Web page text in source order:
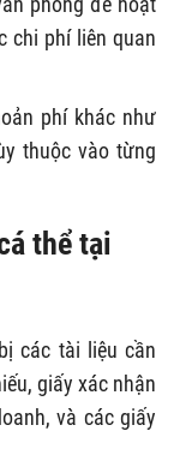
chi phí liên quan
phí khác như
thuộc vào từng
thể tại
các tài liệu cần
giấy xác nhận
và các giấy